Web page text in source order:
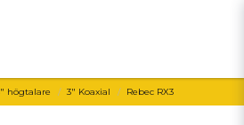
högtalare 3" Koaxial Rebec RX3